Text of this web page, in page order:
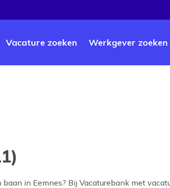
Vacature zoeken Werkgever zoeken
baan in Eemnes? Bij Vacaturebank met